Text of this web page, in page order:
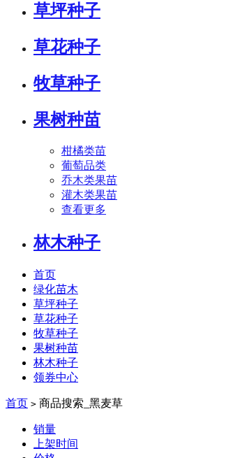
草坪种子
草花种子
牧草种子
果树种苗
柑橘类苗
葡萄品类
乔木类果苗
灌木类果苗
查看更多
林木种子
首页
绿化苗木
草坪种子
草花种子
牧草种子
果树种苗
林木种子
领券中心
首页 > 商品搜索_黑麦草
销量
上架时间